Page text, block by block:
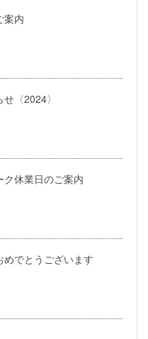
案内
〈2024〉
ク休業日のご案内
めでとうございます